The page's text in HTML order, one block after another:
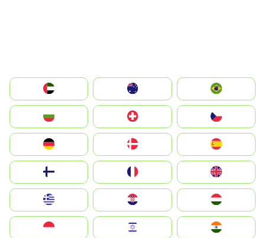
الإمارات العربية المتحدة
Switzerland
Deutschland
United Kingdom
Magyarország